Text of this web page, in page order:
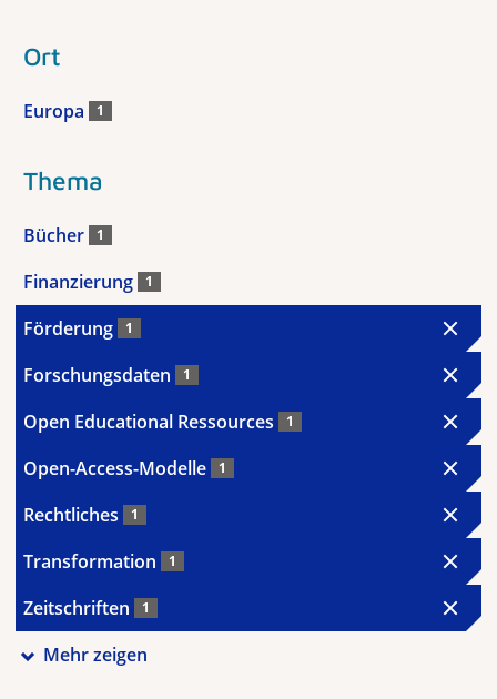
Ort
Europa 1
Thema
Bücher 1
Finanzierung 1
Förderung 1
Forschungsdaten 1
Open Educational Ressources 1
Open-Access-Modelle 1
Rechtliches 1
Transformation 1
Zeitschriften 1
Mehr zeigen